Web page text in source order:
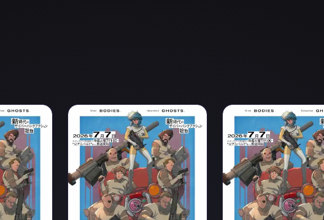
(TV) Episodio 2Ver Koukaku Kidoutai (TV) Episodio 3Ver Koukaku Kidoutai